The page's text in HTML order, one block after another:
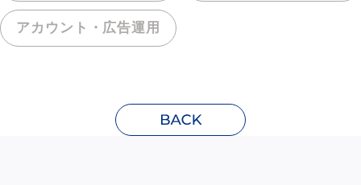
アカウント・ 広告運用